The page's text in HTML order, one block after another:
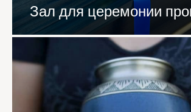
Зал для церемонии